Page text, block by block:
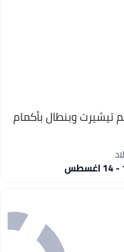
تيشيرت وبنطال بأكمام